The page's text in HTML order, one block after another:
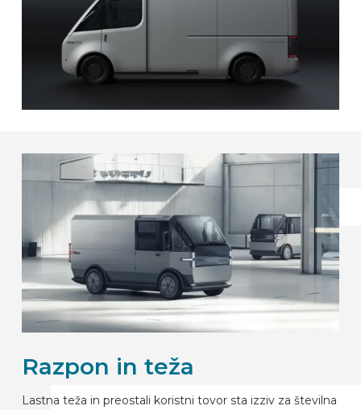
Razpon in teža
Lastna teža in preostali koristni tovor sta izziv za številna